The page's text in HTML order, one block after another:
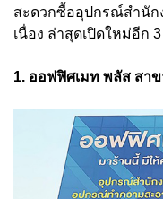
สะดวกซื้ออุปกรณ์สำนัก
เนื่อง ล่าสุดเปิดใหม่อีก
1. ออฟฟิศเมท พลัส สา